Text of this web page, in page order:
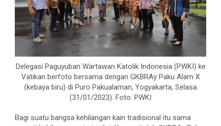
Delegasi Paguyuban Wartawan Katolik Indonesia (PWKI) ke
Vatikan berfoto bersama dengan GKBRAy Paku Alam X
(kebaya biru) di Puro Pakualaman, Yogyakarta, Selasa
(31/01/2023). Foto: PWKI
Bagi suatu bangsa kehilangan kain tradisional itu sama